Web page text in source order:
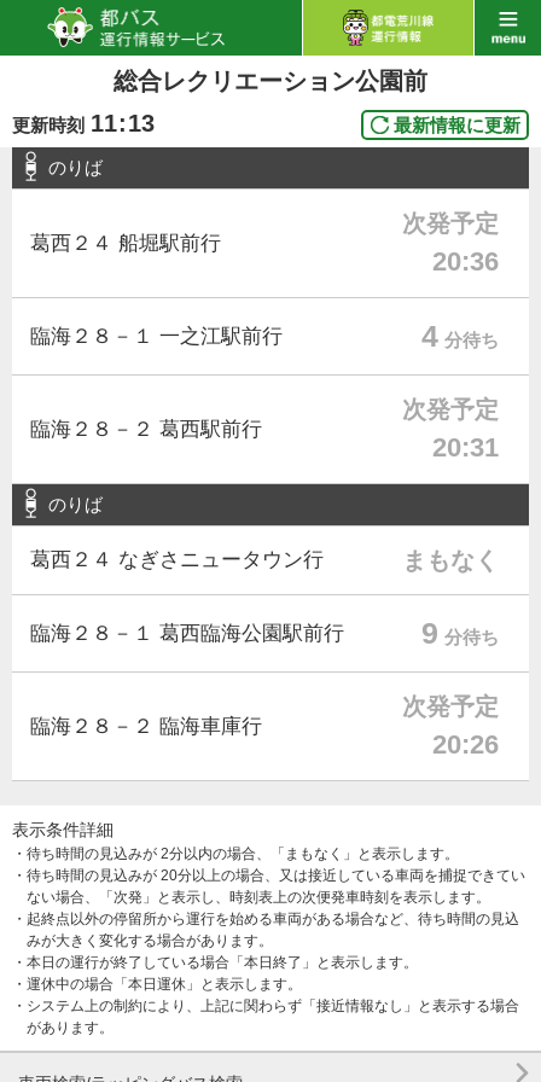
総合レクリエーション公園前
更新時刻 11:13 最新情報に更新
のりば
葛西２４ 船堀駅前行
次発予定
20:36
臨海２８－１ 一之江駅前行 4 分待ち
臨海２８－２ 葛西駅前行
次発予定
20:31
のりば
葛西２４ なぎさニュータウン行 まもなく
臨海２８－１ 葛西臨海公園駅前行 9 分待ち
臨海２８－２ 臨海車庫行
次発予定
20:26
表示条件詳細
・待ち時間の見込みが 2分以内の場合、「まもなく」と表示します。
・待ち時間の見込みが 20分以上の場合、又は接近している車両を捕捉できてい
ない場合、「次発」と表示し、時刻表上の次便発車時刻を表示します。
・起終点以外の停留所から運行を始める車両がある場合など、待ち時間の見込
みが大きく変化する場合があります。
・本日の運行が終了している場合「本日終了」と表示します。
・運休中の場合「本日運休」と表示します。
・システム上の制約により、上記に関わらず「接近情報なし」と表示する場合
があります。